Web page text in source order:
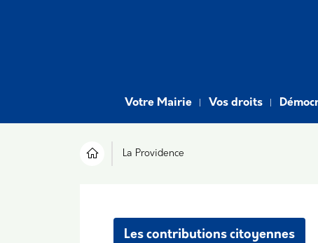
Navigation principale
Votre Mairie Vos droits
La Providence
Les contributions citoyennes